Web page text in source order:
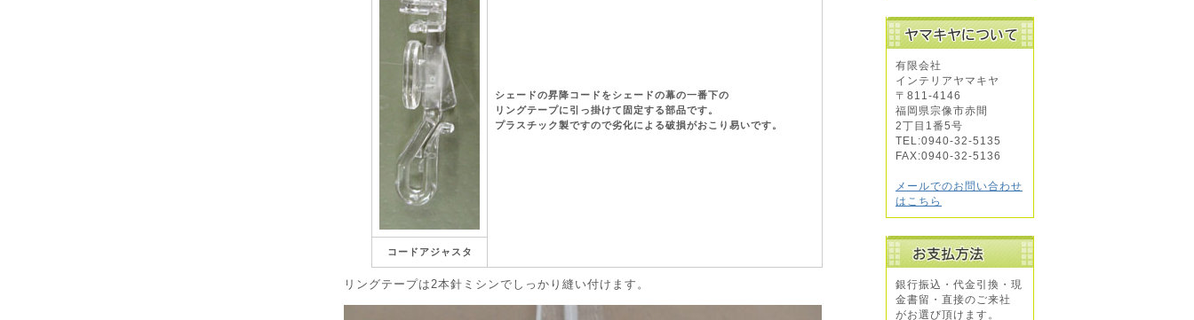
シェードの昇降コードをシェードの幕の一番下の
リングテープに引っ掛けて固定する部品です。
プラスチック製ですので劣化による破損がおこり易いです。
コードアジャスタ
リングテープは2本針ミシンでしっかり縫い付けます。
有限会社
インテリアヤマキヤ
〒811-4146
福岡県宗像市赤間
2丁目1番5号
TEL:0940-32-5135
FAX:0940-32-5136
メールでのお問い合わせ
はこちら
銀行振込・代金引換・現
金書留・直接のご来社
がお選び頂けます。